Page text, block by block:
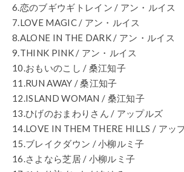
6.恋のブギウギトレイン / アン・ルイス
7.LOVE MAGIC / アン・ルイス
8.ALONE IN THE DARK / アン・ルイス
9.THINK PINK / アン・ルイス
10.おもいのこし / 桑江知子
11.RUN AWAY / 桑江知子
12.ISLAND WOMAN / 桑江知子
13.ひげのおまわりさん / アップルズ
14.LOVE IN THEM THERE HILLS / アッ
15.ブレイクダウン / 小柳ルミ子
16.さよなら芝居 / 小柳ルミ子